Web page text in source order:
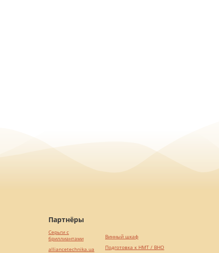
Партнёры
Серьги с
бриллиантами
alliancetechnika.ua
Винный шкаф
Подготовка к НМТ / ВНО